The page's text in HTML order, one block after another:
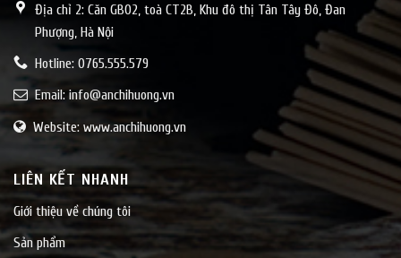
Địa chỉ 2: Căn GB02, toà CT2B, Khu đô thị Tân Tây Đô, Đan
Phượng, Hà Nội
Hotline: 0765.555.579
Email: info@anchihuong.vn
Website: www.anchihuong.vn
LIÊN KẾT NHANH
Giới thiệu về chúng tôi
Sản phẩm